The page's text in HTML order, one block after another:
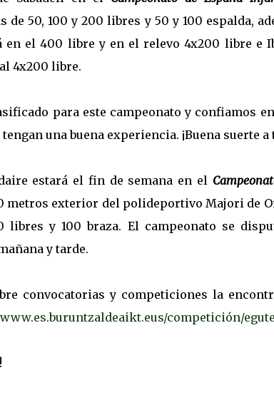
de 50, 100 y 200 libres y 50 y 100 espalda,
en el 400 libre y en el relevo 4x200 libre e
4x200 libre.
para este campeonato y confiamos
una buena experiencia. ¡Buena suerte a
estará el fin de semana en el
metros exterior del polideportivo Majori de
libres y 100 braza. El campeonato se
y tarde.
convocatorias y competiciones la
competición/